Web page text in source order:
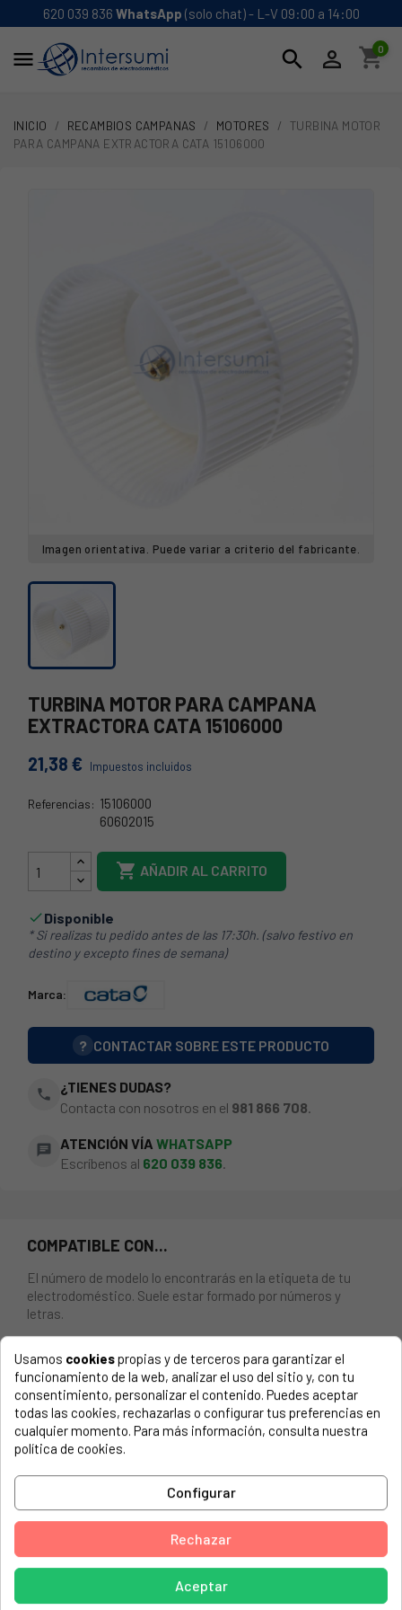
620 039 836 WhatsApp (solo chat) - L-V 09:00 a 14:00
 search  shopping_cart
0
INICIO RECAMBIOS CAMPANAS MOTORES
TURBINA MOTOR
PARA CAMPANA EXTRACTORA CATA 15106000
Imagen orientativa. Puede variar a criterio del fabricante.
TURBINA MOTOR PARA CAMPANA
EXTRACTORA CATA 15106000
21,38 € Impuestos incluidos
Referencias: 15106000
60602015
 AÑADIR AL CARRITO
Disponible
* Si realizas tu pedido antes de las 17:30h. (salvo festivo en
destino y excepto fines de semana)
Marca:
? CONTACTAR SOBRE ESTE PRODUCTO
phone
¿TIENES DUDAS?
Contacta con nosotros en el 981 866 708
chat ATENCIÓN VÍA WHATSAPP
Escríbenos al 620 039 836.
COMPATIBLE CON...
El número de modelo lo encontrarás en la etiqueta de tu
electrodoméstico. Suele estar formado por números y
letras.
TURBINA MOTOR PARA CAMPANA EXTRACTORA CATA.
ALTURA: 13,7 cm. DIÁMETRO: 15,2 cm. EJE: 6 mm.
CATA, 02002000
CATA, 02002005
CATA, 02002301
CATA, 02002302
Usamos cookiespropias y de terceros para garantizar el
funcionamiento de la web, analizar el uso del sitio y, con tu
consentimiento, personalizar el contenido. Puedes aceptar
todas las cookies, rechazarlas o configurar tus preferencias en
cualquier momento. Para más información, consulta nuestra
política de cookies.
Configurar
Rechazar
Aceptar